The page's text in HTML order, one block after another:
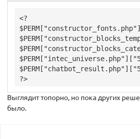
<?
Выглядит топорно, но пока других
было.